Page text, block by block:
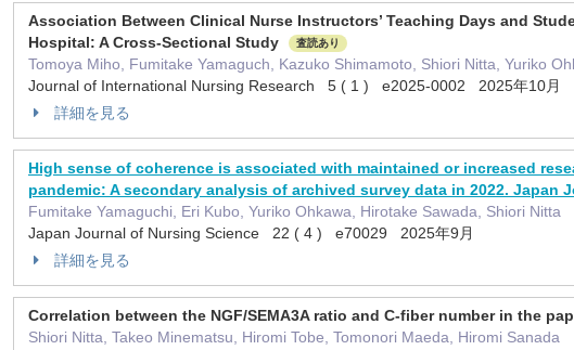
Association Between Clinical Nurse Instructors’ Teaching Days and
Hospital: A Cross-Sectional Study
査読あり
Tomoya Miho, Fumitake Yamaguch, Kazuko Shimamoto, Shiori Nitta, Yuriko
Journal of International Nursing Research 5 ( 1 ) e2025-0002 2025年10月
詳細を見る
High sense of coherence is associated with maintained or increased
pandemic: A secondary analysis of archived survey data in 2022. Japan
Fumitake Yamaguchi, Eri Kubo, Yuriko Ohkawa, Hirotake Sawada, Shiori Nitta
Japan Journal of Nursing Science 22 ( 4 ) e70029 2025年9月
詳細を見る
Correlation between the NGF/SEMA3A ratio and C-fiber number in the
Shiori Nitta, Takeo Minematsu, Hiromi Tobe, Tomonori Maeda, Hiromi Sanada